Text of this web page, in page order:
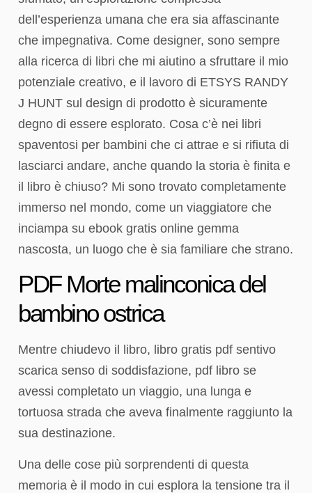
dell’esperienza umana che era sia affascinante
che impegnativa. Come designer, sono sempre
alla ricerca di libri che mi aiutino a sfruttare il mio
potenziale creativo, e il lavoro di ETSYS RANDY
J HUNT sul design di prodotto è sicuramente
degno di essere esplorato. Cosa c’è nei libri
spaventosi per bambini che ci attrae e si rifiuta di
lasciarci andare, anche quando la storia è finita e
il libro è chiuso? Mi sono trovato completamente
immerso nel mondo, come un viaggiatore che
inciampa su ebook gratis online gemma
nascosta, un luogo che è sia familiare che strano.
PDF Morte malinconica del
bambino ostrica
Mentre chiudevo il libro, libro gratis pdf sentivo
scarica senso di soddisfazione, pdf libro se
avessi completato un viaggio, una lunga e
tortuosa strada che aveva finalmente raggiunto la
sua destinazione.
Una delle cose più sorprendenti di questa
memoria è il modo in cui esplora la tensione tra il